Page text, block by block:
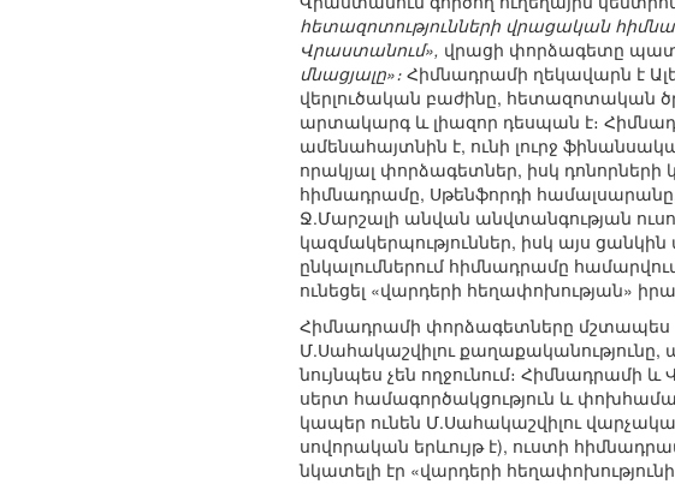
հետազոտությունների վրացական
Վրաստանում», վրացի փորձագետը
մնացյալը»։ Հիմնադրամի ղեկավարն է
վերլուծական բաժինը, հետազոտական
արտակարգ և լիազոր դեսպան է։
ամենահայտնին է, ունի լուրջ
որակյալ փորձագետներ, իսկ
հիմնադրամը, Սթենֆորդի
Ջ.Մարշալի անվան անվտանգության
կազմակերպություններ, իսկ այս
ընկալումներում հիմնադրամը
ունեցել «վարդերի հեղափոխության»
Հիմնադրամի փորձագետները մշտապես
Մ.Սահակաշվիլու քաղաքականությունը,
նույնպես չեն ողջունում։
սերտ համագործակցություն և
կապեր ունեն Մ.Սահակաշվիլու
սովորական երևույթ է), ուստի
նկատելի էր «վարդերի